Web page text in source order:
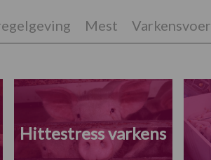
Mest Varkensvoer
Hittestress varkens